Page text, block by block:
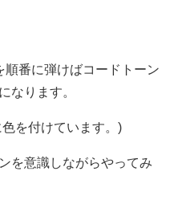
番に弾けばコードトーン
なります。
を付けています。)
を意識しながらやってみ